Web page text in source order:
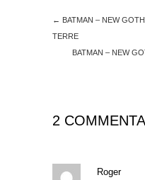
← BATMAN – NEW
TERRE
BATMAN – NEW
2
Roger